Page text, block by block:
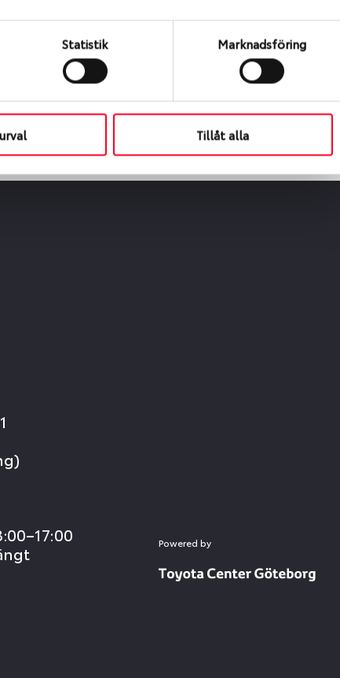
Statistik Marknadsföring
Tillåt alla
av våra däckverkstäder i Göteborg. Välj mellan
När vi byter dina däck ser vi till att de uppfyller
Powered by